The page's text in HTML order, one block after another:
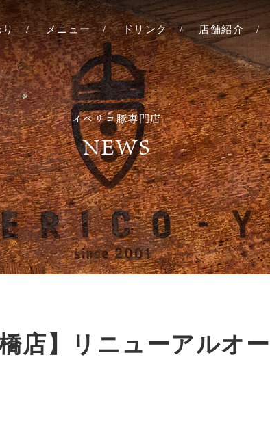
り メニュー ドリンク 店舗紹介
六本
北新
心斎
レア
タ牧場
イベリコ豚専門店
NEWS
店】リニューアルオ